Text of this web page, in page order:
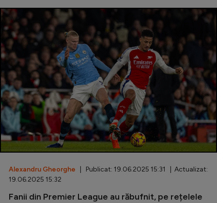
Liga 2
Cupa României
Echipa Națională
U21
Fotbal feminin
Special
Diverse
Inedit
Alexandru Gheorghe | Publicat: 19.06.2025 15:31 | Actualizat:
19.06.2025 15:32
Fanii din Premier League au răbufnit, pe rețelele